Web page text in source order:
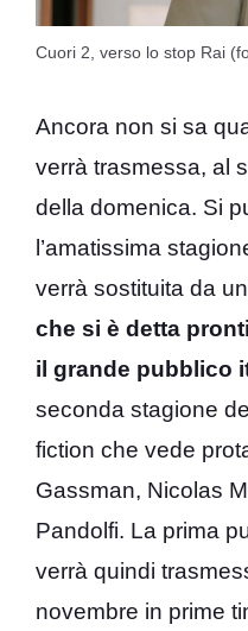
Cuori 2, verso lo stop Rai
Ancora non si sa
verrà trasmessa, al
della domenica. Si
l’amatissima
verrà sostituita da
che si è detta
il grande pubblico
seconda stagione de
fiction che vede
Gassman, Nicolas
Pandolfi. La prima
verrà quindi
novembre in prime